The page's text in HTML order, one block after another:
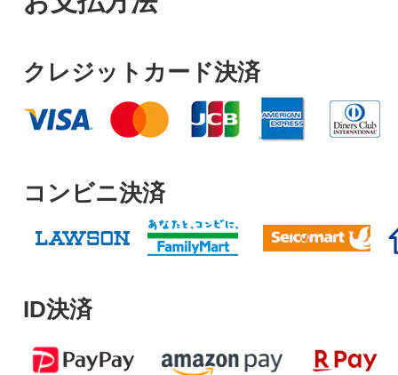
クレジットカード決済
コンビニ決済
ID決済